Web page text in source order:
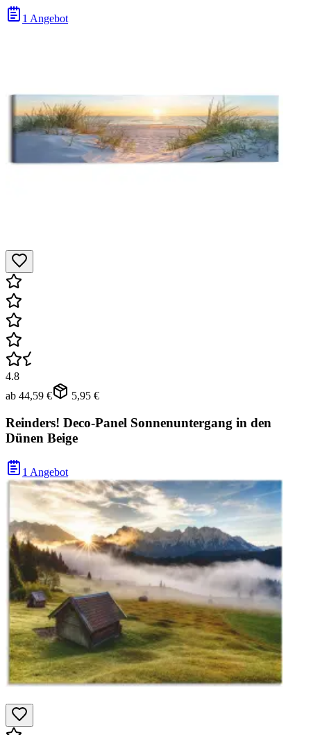
1 Angebot
4.8
ab 44,59 € 5,95 €
Reinders! Deco-Panel Sonnenuntergang in den
Dünen Beige
1 Angebot